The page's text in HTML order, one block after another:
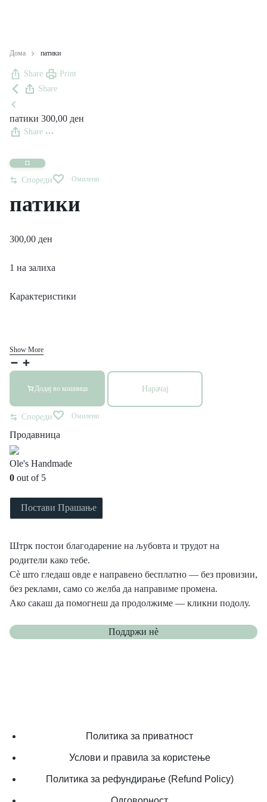
Дома патики
Share
Print
Share
патики 300,00 ден
Share
Спореди Омилени
патики
300,00 ден
1 на залиха
Карактеристики
Show More
Додај во кошница Нарачај
Спореди Омилени
Продавница
Ole's Handmade
0 out of 5
Постави Прашање
Штрк постои благодарение на љубовта и трудот на
родители како тебе.
Сè што гледаш овде е направено бесплатно — без провизии,
без реклами, само со желба да направиме промена.
Ако сакаш да помогнеш да продолжиме — кликни подолу.
Поддржи нѐ
Политика за приватност
Услови и правила за користење
Политика за рефундирање (Refund Policy)